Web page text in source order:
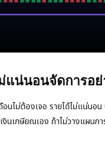
แน่นอนจัดการอย่
นไม่ต้องเจอ รายได้ไม่แน่นอ
เกษียณเอง ถ้าไม่วางแผนก